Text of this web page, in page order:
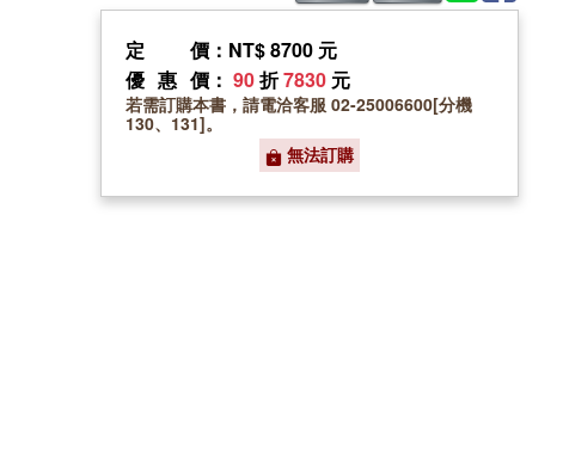
定價 ：NT$ 8700 元
優惠價 ： 90折7830 元
若需訂購本書，請電洽客服 02-25006600[分機
130、131]。
無法訂購